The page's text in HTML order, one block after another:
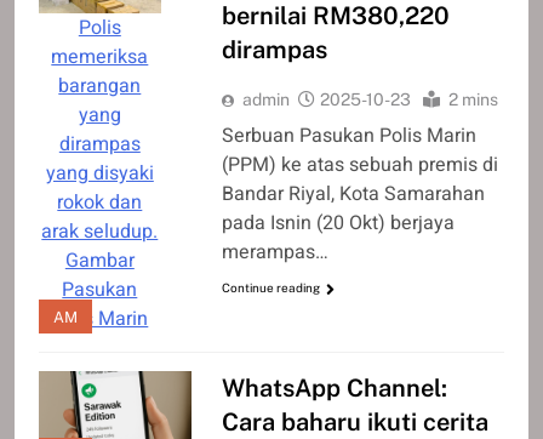
Polis
memeriksa
barangan
yang
dirampas
yang disyaki
rokok dan
arak seludup.
Gambar
Pasukan
Polis Marin
AM
bernilai RM380,220
dirampas
admin 2025-10-23 2 mins
Serbuan Pasukan Polis Marin
(PPM) ke atas sebuah premis di
Bandar Riyal, Kota Samarahan
pada Isnin (20 Okt) berjaya
merampas…
Continue reading
WhatsApp Channel:
Cara baharu ikuti cerita